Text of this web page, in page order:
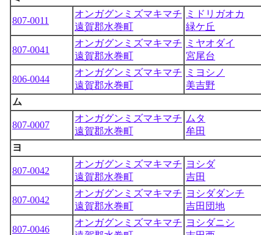
807-0011
オンガグンミズマキマチ
遠賀郡水巻町
ミドリガオカ
緑ケ丘
807-0041
オンガグンミズマキマチ
遠賀郡水巻町
ミヤオダイ
宮尾台
806-0044
オンガグンミズマキマチ
遠賀郡水巻町
ミヨシノ
美吉野
ム
807-0007
オンガグンミズマキマチ
遠賀郡水巻町
ムタ
牟田
ヨ
807-0042
オンガグンミズマキマチ
遠賀郡水巻町
ヨシダ
吉田
807-0042
オンガグンミズマキマチ
遠賀郡水巻町
ヨシダダンチ
吉田団地
807-0046
オンガグンミズマキマチ ヨシダニシ